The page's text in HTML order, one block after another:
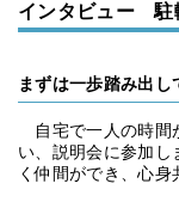
インタビュー 駐
まずは一歩踏み出し
自宅で一人の時間
い、説明会に参加し
く仲間ができ、心身